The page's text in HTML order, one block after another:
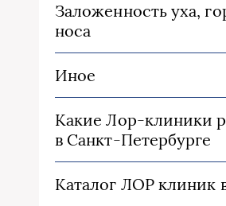
Заложенность уха,
носа
Иное
Какие Лор-клиники
в Санкт-Петербурге
Каталог ЛОР клиник